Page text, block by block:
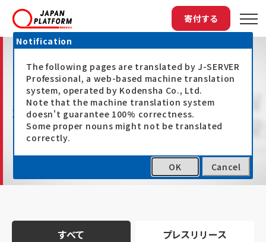
寄付する
最新情報
すべて プレスリリース
Notification
The following pages are translated by J-SERVER
Professional, a web-based machine translation
system, operated by Kodensha Co., Ltd.
Note that the machine translation system
doesn't guarantee 100% correctness.
Some proper nouns might not be translated
correctly.
OK Cancel